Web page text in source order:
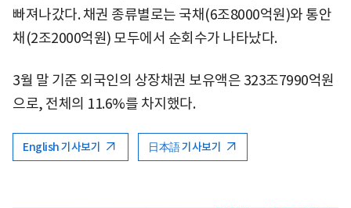
빠져나갔다. 채권 종류별로는 국채(6조8000억원)와 통안
채(2조2000억원) 모두에서 순회수가 나타났다.
3월 말 기준 외국인의 상장채권 보유액은 323조7990억원
으로, 전체의 11.6%를 차지했다.
English 기사보기 日本語 기사보기